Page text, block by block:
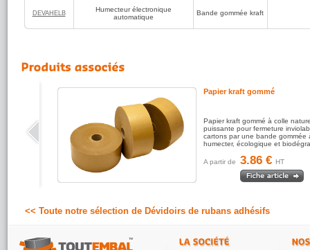
bandes kraft
✅Solution
Conseils
Insérez
Réglez
préréglée.
La
brosse
optimal.
L'humecteur
Garantir
DEVAHELB
Humecteur électronique
automatique
Bande gommée kraft
Papier kraft gommé
Papier kraft gommé à colle
puissante pour fermeture
cartons par une bande gommée
humecter, écologique et
A partir de 3.86 € HT
<< Toute notre sélection de Dévidoirs de rubans adhésifs